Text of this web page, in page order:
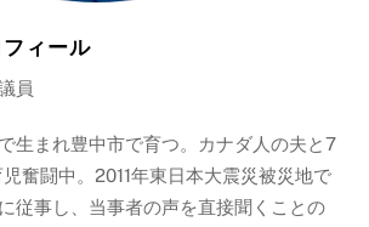
ィール
員
生まれ豊中市で育つ。カナダ人の夫と7
奮闘中。2011年東日本大震災被災地で
従事し、当事者の声を直接聞くことの